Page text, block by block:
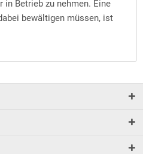
in Betrieb zu nehmen. Eine
bewältigen müssen, ist